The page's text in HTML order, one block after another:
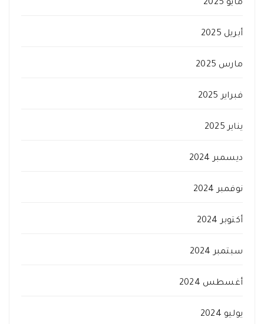
مايو 2025
أبريل 2025
مارس 2025
فبراير 2025
يناير 2025
ديسمبر 2024
نوفمبر 2024
أكتوبر 2024
سبتمبر 2024
أغسطس 2024
يوليو 2024